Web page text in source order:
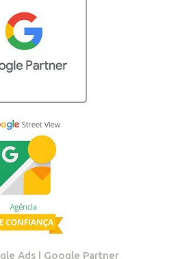
Ads | Google Partner